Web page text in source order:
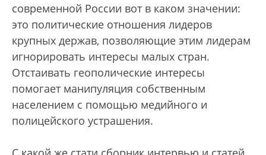
современной России вот в каком значении:
это политические отношения лидеров
крупных держав, позволяющие этим лидерам
игнорировать интересы малых стран.
Отстаивать геополические интересы
помогает манипуляция собственным
населением с помощью медийного и
полицейского устрашения.